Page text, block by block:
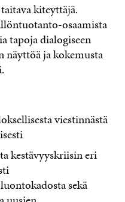
kiteyttäjä.
osaamista
tapoja dialogiseen
näyttöä ja kokemusta
viestinnästä
kestävyyskriisin eri
sekä